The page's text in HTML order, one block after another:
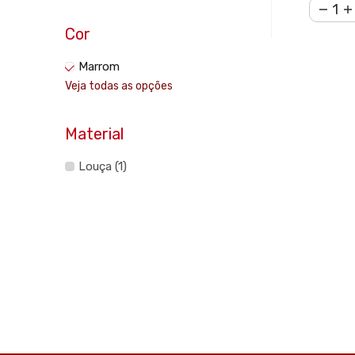
Cor
Marrom
Veja todas as opções
Material
Louça (1)